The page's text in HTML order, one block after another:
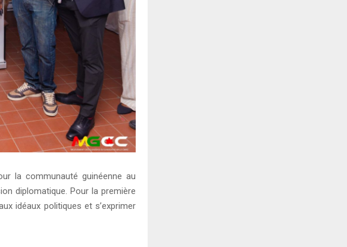
la communauté guinéenne au
diplomatique. Pour la première
idéaux politiques et s’exprimer